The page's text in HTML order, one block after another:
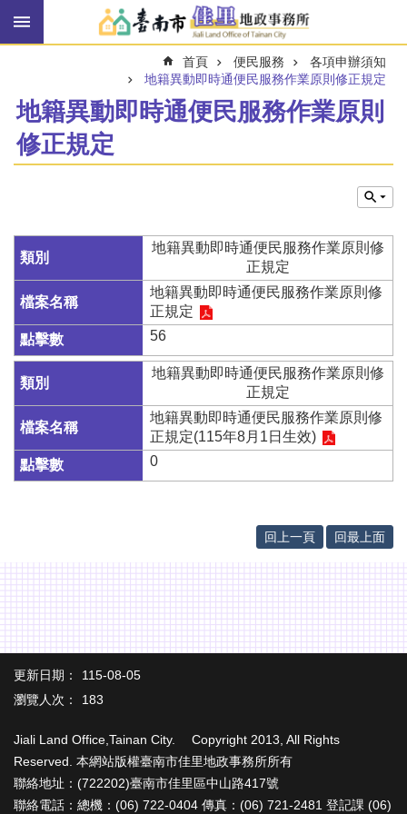
跳到主要內容區塊
搜
訊
機
關
簡
線
上
申
辦
與
查
詢
務
民
流
下
載
區
主
題
首頁 便民服務
各項申辦須知
地籍異動即時通便民服務作業原則修正規定
地籍異動即時通便民服務作業原則
修正規定
地籍異動即時通便民服務作業原則修
正規定
地籍異動即時通便民服務作業原則修
正規定
56
地籍異動即時通便民服務作業原則修
正規定
地籍異動即時通便民服務作業原則修
正規定(115年8月1日生效)
0
回上一頁 回最上面
更新日期：
115-08-05
瀏覽人次：
183
Jiali Land Office,Tainan City. Copyright 2013, All Rights
Reserved. 本網站版權臺南市佳里地政事務所所有
聯絡地址：(722202)臺南市佳里區中山路417號
聯絡電話：總機：(06) 722-0404 傳真：(06) 721-2481 登記課 (06)